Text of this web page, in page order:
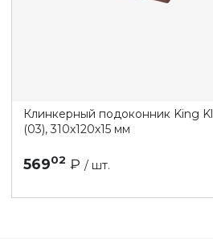
Клинкерный подоконник King
(03), 310х120х15 мм
56902 ₽ / шт.